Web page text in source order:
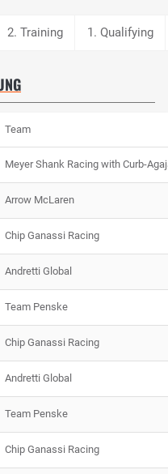
2. Training 1. Qualifying
Team
Meyer Shank Racing with Curb-
Arrow McLaren
Chip Ganassi Racing
Andretti Global
Team Penske
Chip Ganassi Racing
Andretti Global
Team Penske
Chip Ganassi Racing